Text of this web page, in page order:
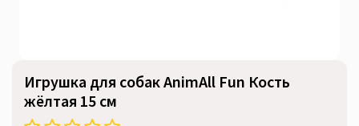
Игрушка для собак AnimAll Fun Кость
жёлтая 15 см